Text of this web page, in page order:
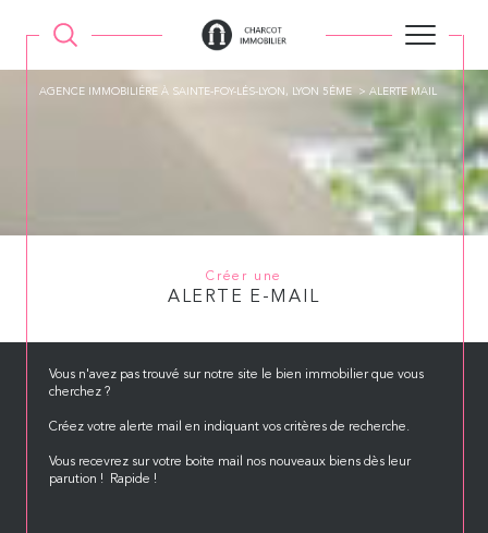
AGENCE IMMOBILIÉRE À SAINTE-FOY-LÉS-LYON, LYON 5ÉME ALERTE MAIL
Créer une
ALERTE E-MAIL
Vous n'avez pas trouvé sur notre site le bien immobilier que vous
cherchez ?
Créez votre alerte mail en indiquant vos critères de recherche.
Vous recevrez sur votre boite mail nos nouveaux biens dès leur
parution ! Rapide !